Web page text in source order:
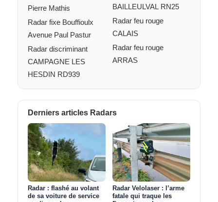
Pierre Mathis
Radar fixe Bouffioulx
Avenue Paul Pastur
Radar discriminant
CAMPAGNE LES
HESDIN RD939
BAILLEULVAL RN25
Radar feu rouge
CALAIS
Radar feu rouge
ARRAS
Derniers articles Radars
Radar : flashé au volant
de sa voiture de service
Radar Velolaser : l’arme
fatale qui traque les